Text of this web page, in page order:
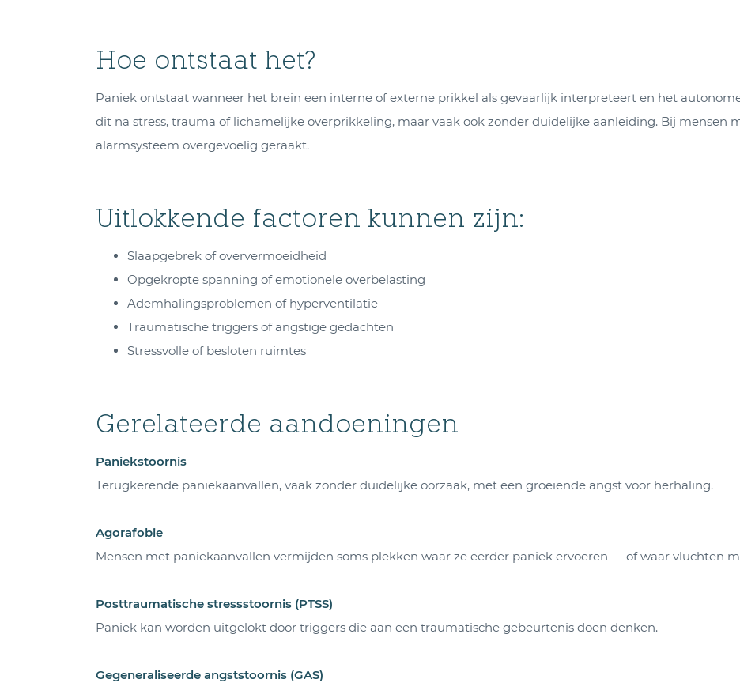
Hoe ontstaat het?
Paniek ontstaat wanneer het brein een interne of externe prikkel als gevaarlijk interpreteert en het
dit na stress, trauma of lichamelijke overprikkeling, maar vaak ook zonder duidelijke aanleiding. Bij mensen
alarmsysteem overgevoelig geraakt.
Uitlokkende factoren kunnen zijn:
Slaapgebrek of oververmoeidheid
Opgekropte spanning of emotionele overbelasting
Ademhalingsproblemen of hyperventilatie
Traumatische triggers of angstige gedachten
Stressvolle of besloten ruimtes
Gerelateerde aandoeningen
Paniekstoornis
Terugkerende paniekaanvallen, vaak zonder duidelijke oorzaak, met een groeiende angst voor herhaling.
Agorafobie
Mensen met paniekaanvallen vermijden soms plekken waar ze eerder paniek ervoeren — of waar vluchten
Posttraumatische stressstoornis (PTSS)
Paniek kan worden uitgelokt door triggers die aan een traumatische gebeurtenis doen denken.
Gegeneraliseerde angststoornis (GAS)